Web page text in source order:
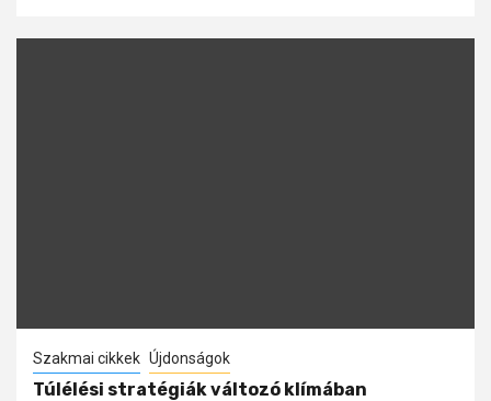
Szakmai cikkek Újdonságok
Túlélési stratégiák változó klímában